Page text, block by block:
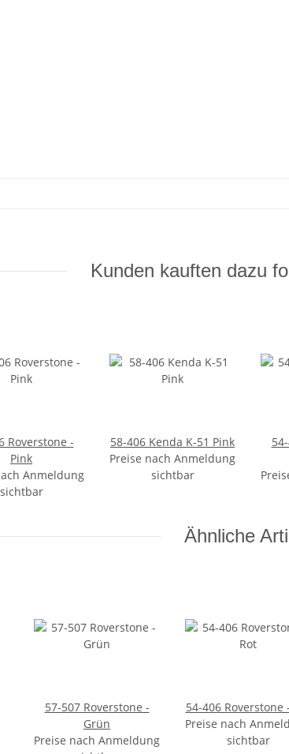
Kunden kauften dazu
Roverstone -
Pink
Anmeldung
sichtbar
58-406 Kenda K-51 Pink
Preise nach Anmeldung
sichtbar
Ähnliche
57-507 Roverstone -
Grün
Preise nach Anmeldung
54-406 Roverstone
Preise nach
sichtbar